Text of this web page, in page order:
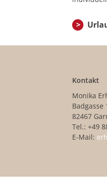
Kontakt
Monika
Badgasse
82467
Tel.: +49
E-Mail: